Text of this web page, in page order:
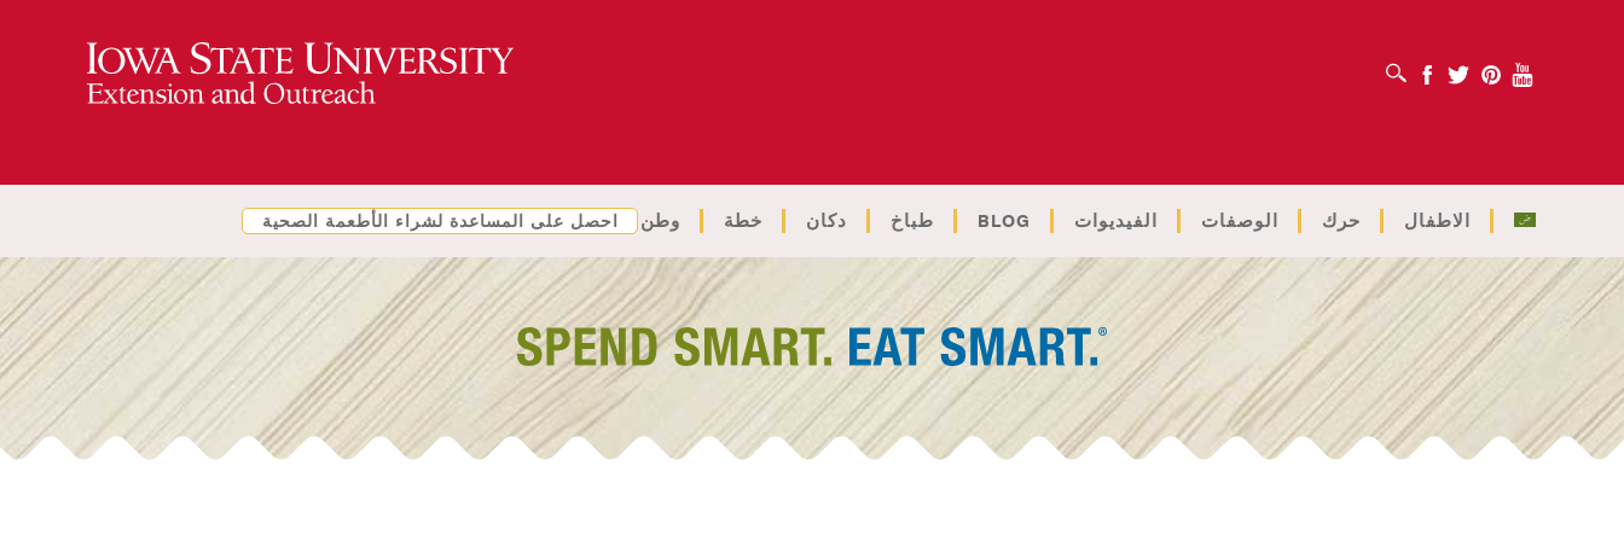
افتح مربع البحثFacebook TwitterPinterestYoutube
وطن خطة دكان طباخ BLOG الفيديوات الوصفات حرك الاطفال احصل على المساعدة لشراء الأطعمة الصحية